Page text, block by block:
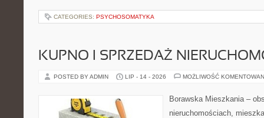
CATEGORIES: PSYCHOSOMATYKA
KUPNO I SPRZEDAŻ
POSTED BY ADMIN LIP - 14 - 2026 MOŻLIWOŚĆ
Borawska Mieszkania –
nieruchomościach,